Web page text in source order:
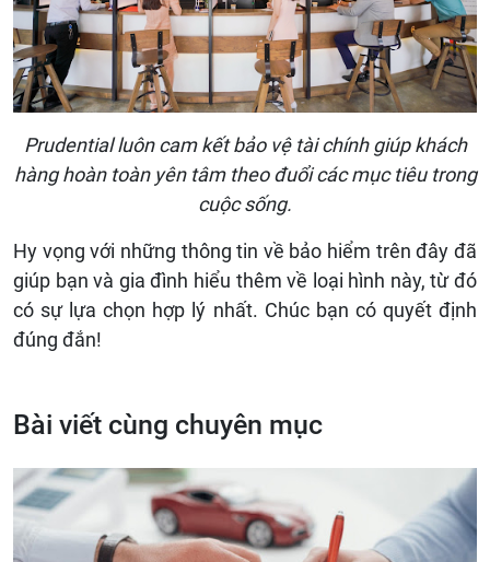
Prudential luôn cam kết bảo vệ tài chính giúp khách
hàng hoàn toàn yên tâm theo đuổi các mục tiêu trong
cuộc sống.
Hy vọng với những thông tin về bảo hiểm trên đây đã
giúp bạn và gia đình hiểu thêm về loại hình này, từ đó
có sự lựa chọn hợp lý nhất. Chúc bạn có quyết định
đúng đắn!
Bài viết cùng chuyên mục